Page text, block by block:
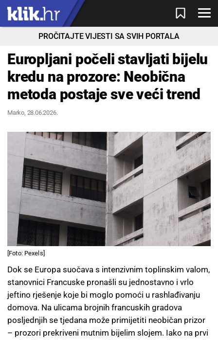
PROČITAJTE VIJESTI SA SVIH PORTALA
Europljani počeli stavljati bijelu
kredu na prozore: Neobična
metoda postaje sve veći trend
Marko, 28.06.2026.
[Foto: Pexels]
Dok se Europa suočava s intenzivnim toplinskim valom,
stanovnici Francuske pronašli su jednostavno i vrlo
jeftino rješenje koje bi moglo pomoći u rashlađivanju
domova. Na ulicama brojnih francuskih gradova
posljednjih se tjedana može primijetiti neobičan prizor
– prozori prekriveni mutnim bijelim slojem. Iako na prvi